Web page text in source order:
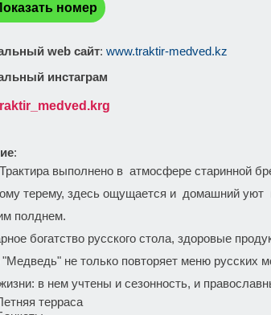
номер
web сайт: www.traktir-medved.kz
инстаграм
:
выполнено в атмосфере старинной
терему, здесь ощущается и домашний
полднем.
богатство русского стола, здоровые
"Медведь" не только повторяет меню русских
в нем учтены и сезонность, и
терраса